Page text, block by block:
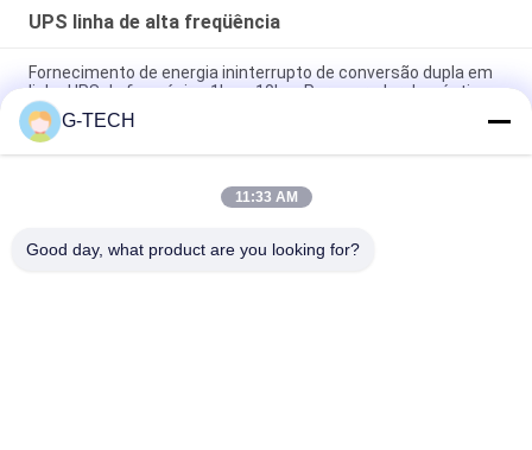
UPS linha de alta freqüência
Fornecimento de energia ininterrupto de conversão dupla em
linha UPS de fase única 1kva -10kva Para gerador doméstico
Fase monofásica UPS 1-10kva PF 1,0 da dobro-conversão em
linha
PTEC Online UPS de dupla conversão de fase única 1-10kva PF
G-TECH
11:33 AM
Good day, what product are you looking for?